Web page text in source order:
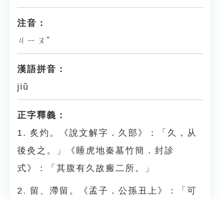
注音：
ㄐㄧㄡˇ
漢語拼音：
jiǔ
正字釋義：
1. 炙灼。《說文解字．久部》：「久，从
後灸之。」《睡虎地秦墓竹簡．封診
式》：「其腹有久故瘢二所。」
2. 留、滯留。《孟子．公孫丑上》：「可